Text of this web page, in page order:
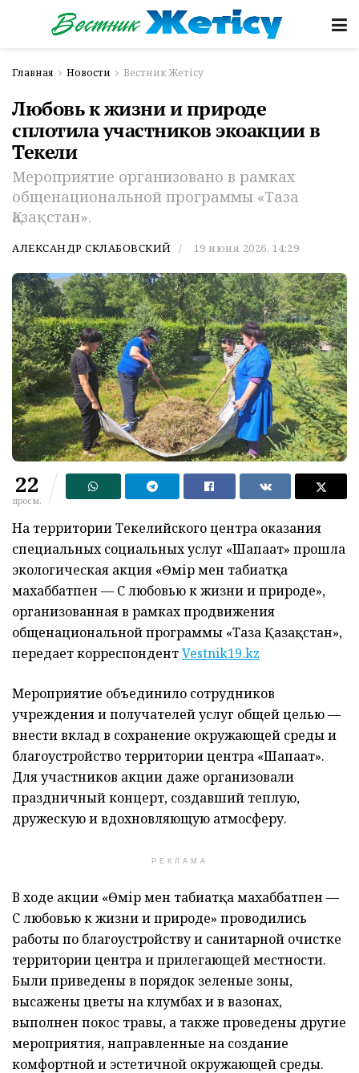
Главная Новости Вестник Жетісу
Любовь к жизни и природе
сплотила участников экоакции в
Текели
Мероприятие организовано в рамках
общенациональной программы «Таза
Қазақстан».
АЛЕКСАНДР СКЛАБОВСКИЙ 19 июня 2026, 14:29
22
просм.
На территории Текелийского центра оказания
специальных социальных услуг «Шапағат» прошла
экологическая акция «Өмір мен табиғатқа
махаббатпен — С любовью к жизни и природе»,
организованная в рамках продвижения
общенациональной программы «Таза Қазақстан»,
передает корреспондентVestnik19.kz
Мероприятие объединило сотрудников
учреждения и получателей услуг общей целью —
внести вклад в сохранение окружающей среды и
благоустройство территории центра «Шапағат».
Для участников акции даже организовали
праздничный концерт, создавший теплую,
дружескую и вдохновляющую атмосферу.
РЕКЛАМА
В ходе акции «Өмір мен табиғатқа махаббатпен —
С любовью к жизни и природе» проводились
работы по благоустройству и санитарной очистке
территории центра и прилегающей местности.
Были приведены в порядок зеленые зоны,
высажены цветы на клумбах и в вазонах,
выполнен покос травы, а также проведены другие
мероприятия, направленные на создание
комфортной и эстетичной окружающей среды.